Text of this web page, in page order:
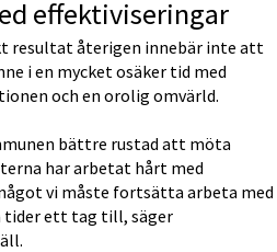
effektiviseringar
resultat återigen innebär inte att
i en mycket osäker tid med
och en orolig omvärld.
bättre rustad att möta
har arbetat hårt med
vi måste fortsätta arbeta med
tider ett tag till, säger